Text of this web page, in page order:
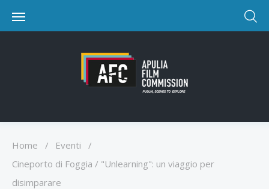
Home / Eventi
/
Cineporto di Foggia / "Unlearning": un viaggio per
disimparare